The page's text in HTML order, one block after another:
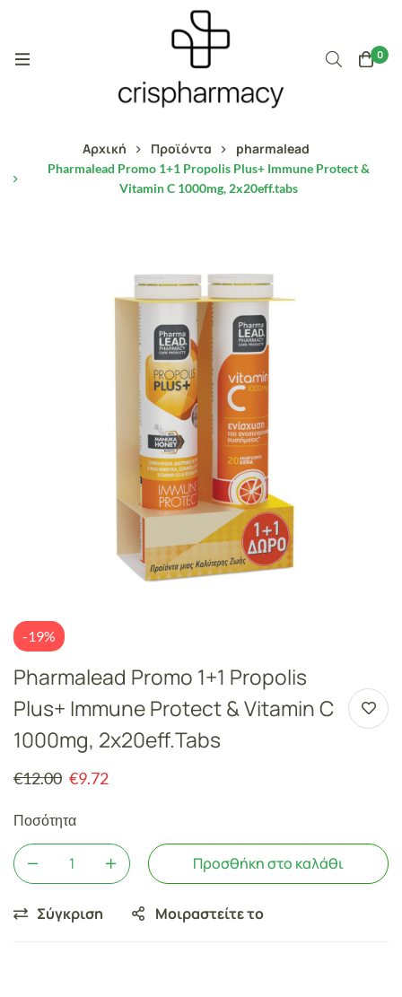
0
Αρχική Προϊόντα pharmalead
Pharmalead Promo 1+1 Propolis Plus+ Immune Protect &
Vitamin C 1000mg, 2x20eff.tabs
-19%
Pharmalead Promo 1+1 Propolis
Plus+ Immune Protect & Vitamin C
1000mg, 2x20eff.tabs
€12.00 €9.72
Ποσότητα
Προσθήκη στο καλάθι
Σύγκριση Μοιραστείτε το